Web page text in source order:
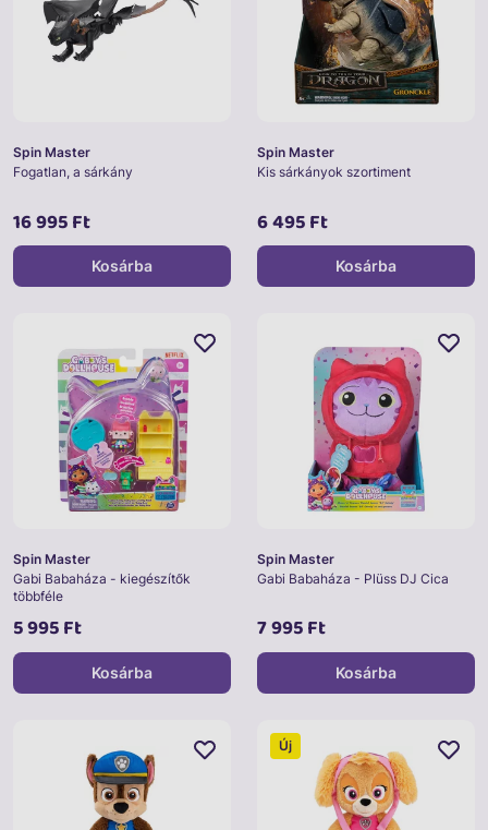
Spin Master
Fogatlan, a sárkány
16 995 Ft
Kosárba
Spin Master
Kis sárkányok szortiment
6 495 Ft
Kosárba
Spin Master
Gabi Babaháza - kiegészítők
többféle
5 995 Ft
Kosárba
Spin Master
Gabi Babaháza - Plüss DJ Cica
7 995 Ft
Kosárba
Új